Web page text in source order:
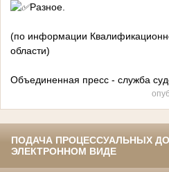
Разное.
(по информации
области)
Объединенная пресс - служба
ПОДАЧА ПРОЦЕССУАЛЬНЫХ
ЭЛЕКТРОННОМ ВИДЕ